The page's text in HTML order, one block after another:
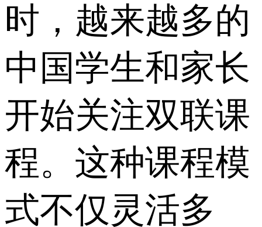
时，越来越多的
中国学生和家长
开始关注双联课
程。这种课程模
式不仅灵活多